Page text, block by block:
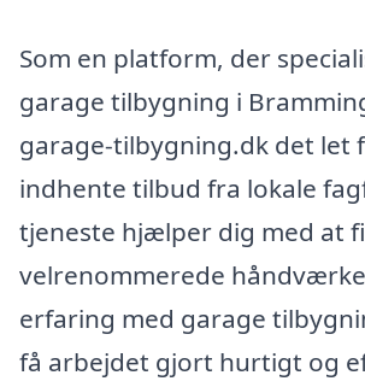
Som en platform, der
garage tilbygning i
garage-tilbygning.dk det let
indhente tilbud fra lokale
tjeneste hjælper dig med at
velrenommerede
erfaring med garage
få arbejdet gjort hurtigt og